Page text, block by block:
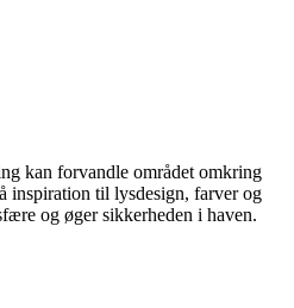
kan forvandle området omkring
inspiration til lysdesign, farver og
og øger sikkerheden i haven.